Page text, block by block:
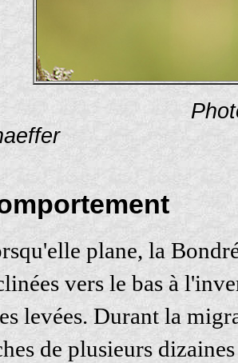
plane, la
vers le bas à
levées. Durant la
de plusieurs